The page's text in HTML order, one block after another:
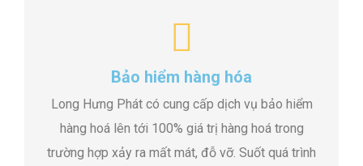
Bảo hiểm hàng hóa
Long Hưng Phát có cung cấp dịch vụ bảo hiểm
hàng hoá lên tới 100% giá trị hàng hoá trong
trường hợp xảy ra mất mát, đỗ vỡ. Suốt quá trình